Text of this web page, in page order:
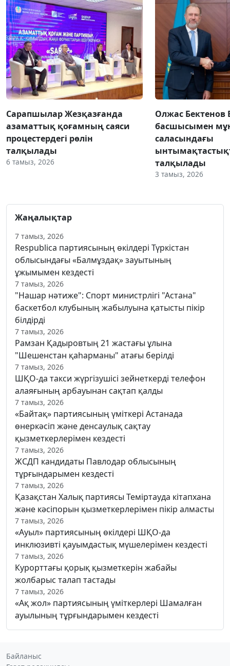
Сарапшылар Жезқазғанда
азаматтық қоғамның саяси
процестердегі рөлін
талқылады
6 тамыз, 2026
Олжас Бектенов
басшысымен
саласындағы
талқылады
3 тамыз, 2026
Жаңалықтар
7 тамыз, 2026
Respublica партиясының өкілдері Түркістан
облысындағы «Балмұздақ» зауытының
ұжымымен кездесті
7 тамыз, 2026
"Нашар нәтиже": Спорт министрлігі "Астана"
баскетбол клубының жабылуына қатысты пікір
білдірді
7 тамыз, 2026
Рамзан Қадыровтың 21 жастағы ұлына
"Шешенстан қаһарманы" атағы берілді
7 тамыз, 2026
ШҚО-да такси жүргізушісі зейнеткерді телефон
алаяғының арбауынан сақтап қалды
7 тамыз, 2026
«Байтақ» партиясының үміткері Астанада
өнеркәсіп және денсаулық сақтау
қызметкерлерімен кездесті
7 тамыз, 2026
ЖСДП кандидаты Павлодар облысының
тұрғындарымен кездесті
7 тамыз, 2026
Қазақстан Халық партиясы Теміртауда кітапхана
және кәсіпорын қызметкерлерімен пікір алмасты
7 тамыз, 2026
«Ауыл» партиясының өкілдері ШҚО-да
инклюзивті қауымдастық мүшелерімен кездесті
7 тамыз, 2026
Курорттағы қорық қызметкерін жабайы
жолбарыс талап тастады
7 тамыз, 2026
«Ақ жол» партиясының үміткерлері Шамалған
ауылының тұрғындарымен кездесті
Байланыс